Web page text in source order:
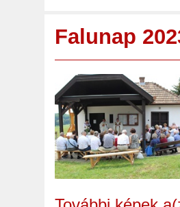
Falunap